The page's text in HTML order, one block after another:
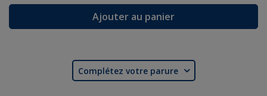
Ajouter au panier
Complétez votre parure 